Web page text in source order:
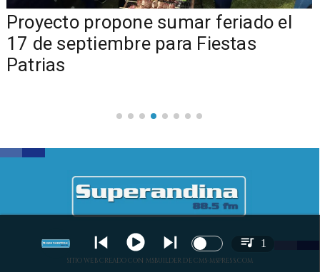
Proyecto propone sumar feriado el
17 de septiembre para Fiestas
Patrias
SITIO WEB CREADO CON MSBUILDER DE CMS-MSPRESS.COM
1